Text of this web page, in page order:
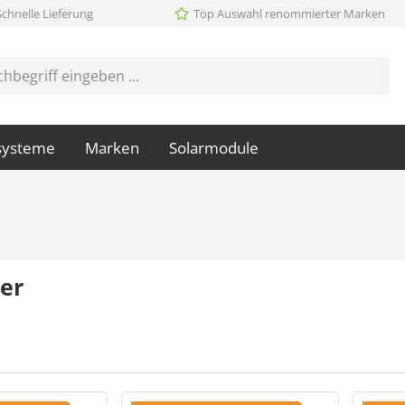
Lieferung Top Auswahl renommierter Marken
Marken Solarmodule